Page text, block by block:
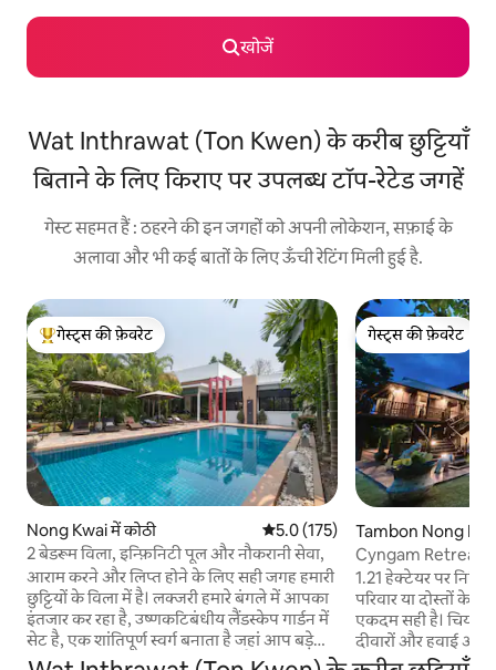
खोजें
Wat Inthrawat (Ton Kwen) के करीब छुट्टियाँ
बिताने के लिए किराए पर उपलब्ध टॉप-रेटेड जगहें
गेस्ट सहमत हैं : ठहरने की इन जगहों को अपनी लोकेशन, सफ़ाई के
अलावा और भी कई बातों के लिए ऊँची रेटिंग मिली हुई है.
गेस्ट्स का टॉप फ़ेवरेट
गेस्ट्स की फ़ेवरेट
Nong Kwai में कोठी औसत रेटिंग 5 में से 5.0, 175 समीक्षाएँ
5.0 (175)
2 बेडरूम विला, इन्फ़िनिटी पूल और नौकरानी सेवा,
आराम करने और लिप्त होने के लिए सही जगह हमारी
छुट्टियों के विला में है। लक्जरी हमारे बंगले में आपका
इंतजार कर रहा है, उष्णकटिबंधीय लैंडस्केप गार्डन में
सेट है, एक शांतिपूर्ण स्वर्ग बनाता है जहां आप बड़े
अनंत पूल द्वारा सूरज को खोल सकते हैं और सोख
गेस्ट्स की फ़ेवरेट
गेस्ट्स की फ़ेवरेट
Tambon Nong
में कोठी
Cyngam Retreat -
विला
1.21 हेक्टेयर पर
परिवार या दोस्तों के
एकदम सही है। चियांग
दीवारों और हवाई अड्डे से
सभी आवश्यकताओं के